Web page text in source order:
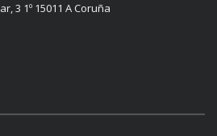
3 1º 15011 A Coruña